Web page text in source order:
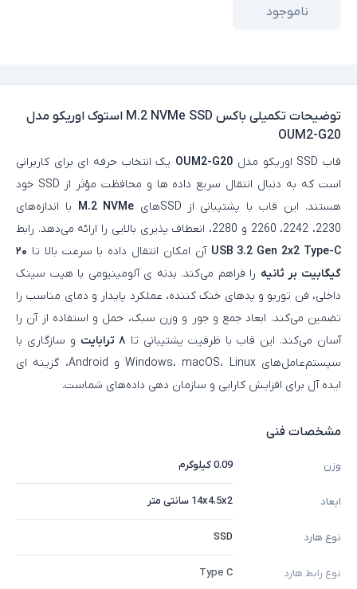
ناموجود
توضیحات تکمیلی
باکس M.2 NVMe SSD استوک اوریکو مدل
OUM2-G20
قاب SSD اوریکو مدل OUM2-G20 یک انتخاب حرفه‌ ای برای کاربرانی
است که به دنبال انتقال سریع داده‌ ها و محافظت مؤثر از SSD خود
هستند. این قاب با پشتیبانی از SSDهای
M.2 NVMe با اندازه‌های
2230، 2242، 2260 و 2280، انعطاف‌ پذیری بالایی را ارائه می‌دهد. رابط
USB 3.2 Gen 2x2 Type-C آن امکان انتقال داده با سرعت بالا تا ۲۰
گیگابیت بر ثانیه را فراهم می‌کند. بدنه‌ ی آلومینیومی با هیت‌ سینک
داخلی، فن توربو و پدهای خنک‌ کننده، عملکرد پایدار و دمای مناسب را
تضمین می‌کند. ابعاد جمع‌ و جور و وزن سبک، حمل و استفاده از آن را
آسان می‌کند. این قاب با ظرفیت پشتیبانی تا ۸ ترابایت
و سازگاری با
سیستم‌عامل‌های Windows، macOS، Linux و Android، گزینه‌ ای
ایده‌ آل برای افزایش کارایی و سازمان‌ دهی داده‌های شماست.
مشخصات فنی
وزن 0.09 کیلوگرم
ابعاد 14x4.5x2 سانتی متر
نوع هارد SSD
نوع رابط هارد Type C